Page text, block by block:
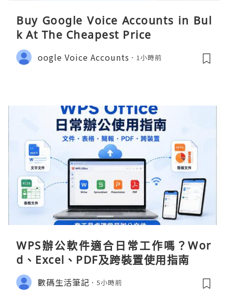
Buy Google Voice Accounts in Bul
k At The Cheapest Price
oogle Voice Accounts 1小時前
WPS辦公軟件適合日常工作嗎？Wor
d、Excel、PDF及跨裝置使用指南
數碼生活筆記 5小時前